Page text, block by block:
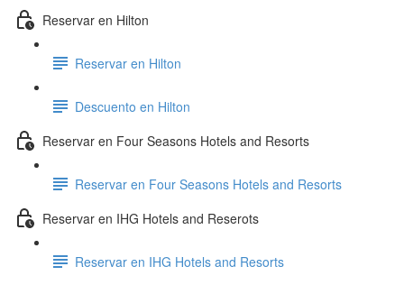
Reservar en Hilton
Reservar en Hilton
Descuento en Hilton
Reservar en Four Seasons Hotels and Resorts
Reservar en Four Seasons Hotels and Resorts
Reservar en IHG Hotels and Reserots
Reservar en IHG Hotels and Resorts